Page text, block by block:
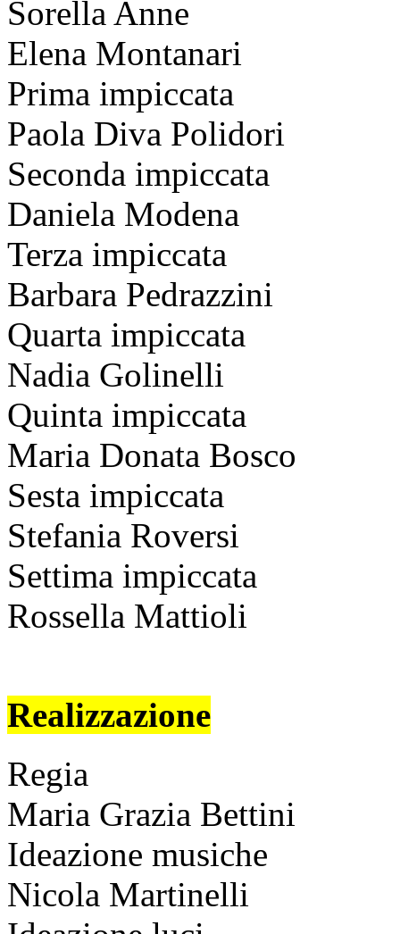
Sorella Anne
Elena Montanari
Prima impiccata
Paola Diva Polidori
Seconda impiccata
Daniela Modena
Terza impiccata
Barbara Pedrazzini
Quarta impiccata
Nadia Golinelli
Quinta impiccata
Maria Donata Bosco
Sesta impiccata
Stefania Roversi
Settima impiccata
Rossella Mattioli
Realizzazione
Regia
Maria Grazia Bettini
Ideazione musiche
Nicola Martinelli